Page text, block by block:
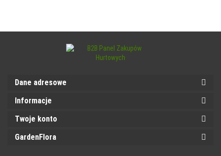
Dane adresowe
Informacje
Twoje konto
GardenFlora